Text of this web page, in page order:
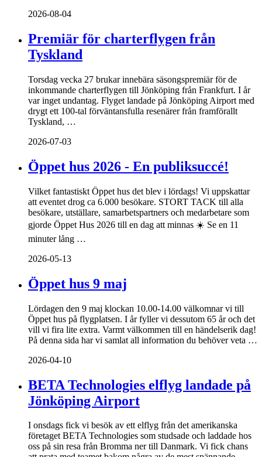
2026-08-04
Premiär för charterflygen från
Tyskland
Torsdag vecka 27 brukar innebära säsongspremiär för de
inkommande charterflygen till Jönköping från Frankfurt. I år
var inget undantag. Flyget landade på Jönköping Airport med
drygt ett 100-tal förväntansfulla resenärer från framförallt
Tyskland, …
2026-07-03
Öppet hus 2026 - En publiksuccé!
Vilket fantastiskt Öppet hus det blev i lördags! Vi uppskattar
att eventet drog ca 6.000 besökare. STORT TACK till alla
besökare, utställare, samarbetspartners och medarbetare som
gjorde Öppet Hus 2026 till en dag att minnas ☀️ Se en 11
minuter lång …
2026-05-13
Öppet hus 9 maj
Lördagen den 9 maj klockan 10.00-14.00 välkomnar vi till
Öppet hus på flygplatsen. I år fyller vi dessutom 65 år och det
vill vi fira lite extra. Varmt välkommen till en händelserik dag!
På denna sida har vi samlat all information du behöver veta …
2026-04-10
BETA Technologies elflyg landade på
Jönköping Airport
I onsdags fick vi besök av ett elflyg från det amerikanska
företaget BETA Technologies som studsade och laddade hos
oss på sin resa från Bromma ner till Danmark. Vi fick chans